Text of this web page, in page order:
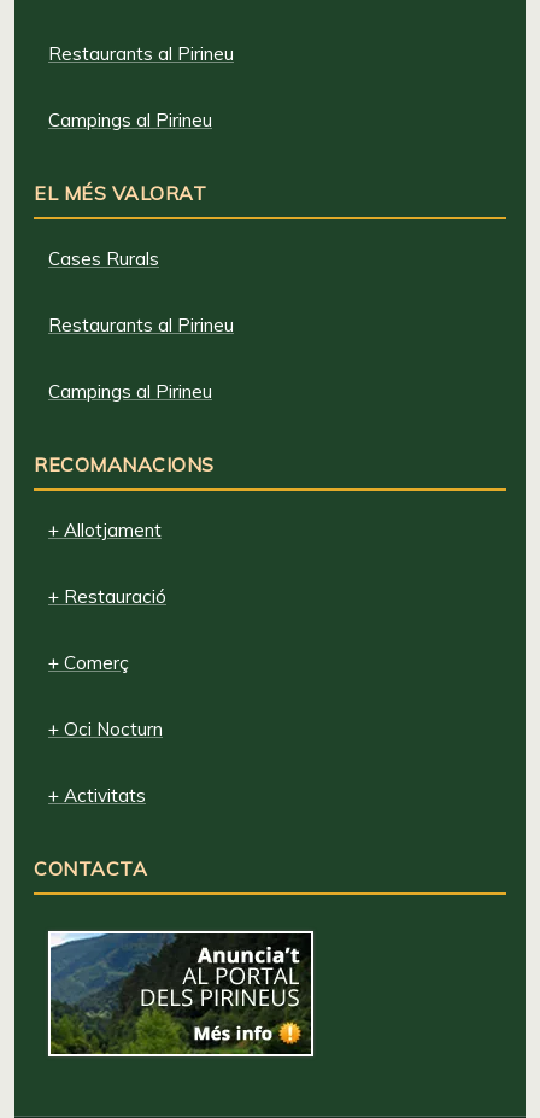
Restaurants al Pirineu
Campings al Pirineu
EL MÉS VALORAT
Cases Rurals
Restaurants al Pirineu
Campings al Pirineu
RECOMANACIONS
+ Allotjament
+ Restauració
+ Comerç
+ Oci Nocturn
+ Activitats
CONTACTA